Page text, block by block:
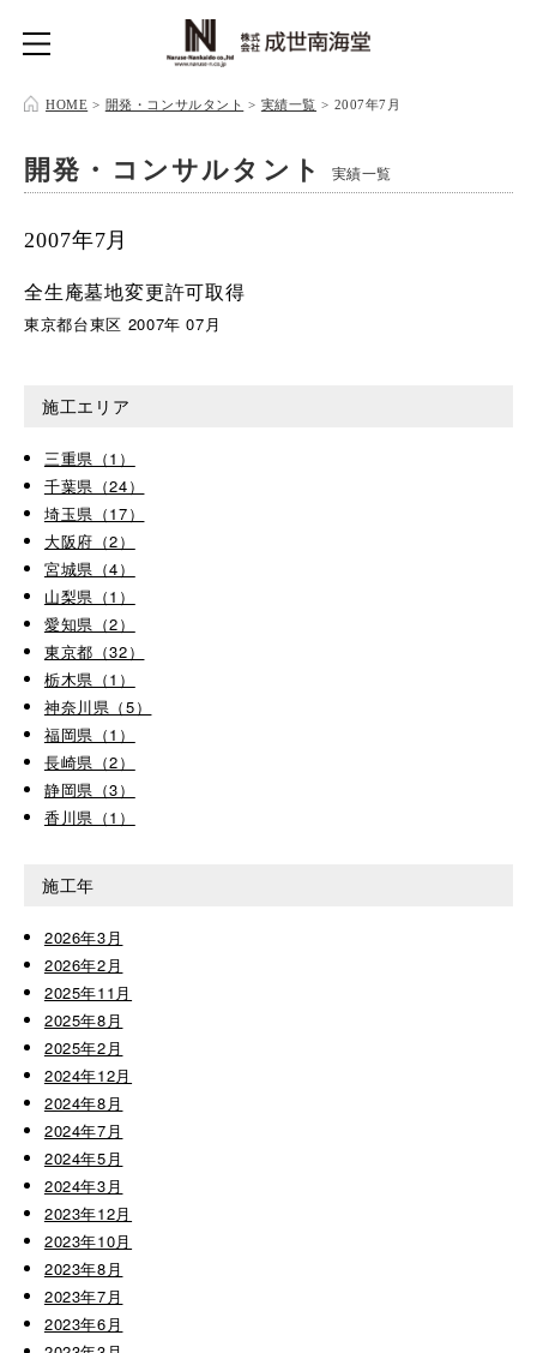
HOME > 開発・コンサルタント > 実績一覧 > 2007年7月
開発・コンサルタント 実績一覧
2007年7月
全生庵墓地変更許可取得
東京都台東区 2007年 07月
施工エリア
三重県（1）
千葉県（24）
埼玉県（17）
大阪府（2）
宮城県（4）
山梨県（1）
愛知県（2）
東京都（32）
栃木県（1）
神奈川県（5）
福岡県（1）
長崎県（2）
静岡県（3）
香川県（1）
施工年
2026年3月
2026年2月
2025年11月
2025年8月
2025年2月
2024年12月
2024年8月
2024年7月
2024年5月
2024年3月
2023年12月
2023年10月
2023年8月
2023年7月
2023年6月